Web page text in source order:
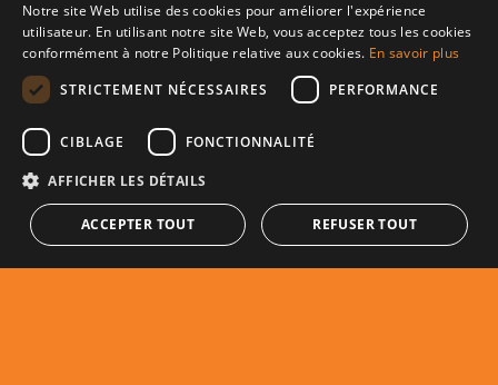
Notes ENGLISH
Notre site Web utilise des cookies pour améliorer l'expérience
utilisateur. En utilisant notre site Web, vous acceptez tous les cookies
conformément à notre Politique relative aux cookies. En savoir plus
STRICTEMENT NÉCESSAIRES
PERFORMANCE
CIBLAGE FONCTIONNALITÉ
AFFICHER LES DÉTAILS
ACCEPTER TOUT REFUSER TOUT